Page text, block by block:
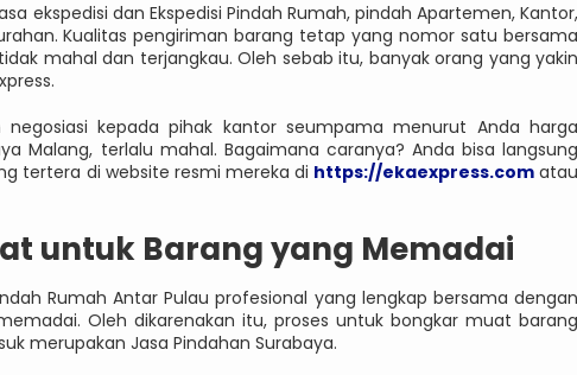
ekspedisi dan Ekspedisi Pindah Rumah, pindah Apartemen, Kantor,
Kualitas pengiriman barang tetap yang nomor satu bersama
mahal dan terjangkau. Oleh sebab itu, banyak orang yang yakin
kepada pihak kantor seumpama menurut Anda harga
Malang, terlalu mahal. Bagaimana caranya? Anda bisa langsung
tertera di website resmi mereka di https://ekaexpress.comatau
untuk Barang yang Memadai
Rumah Antar Pulau profesional yang lengkap bersama dengan
Oleh dikarenakan itu, proses untuk bongkar muat barang
merupakan Jasa Pindahan Surabaya.